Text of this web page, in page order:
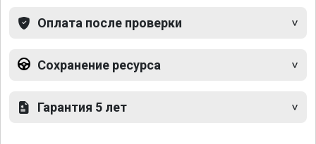
Оплата после проверки
Сохранение ресурса
Гарантия 5 лет